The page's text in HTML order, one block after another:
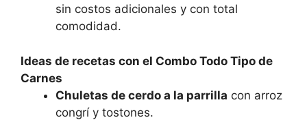
sin costos adicionales y con total
comodidad.
Ideas de recetas con el Combo Todo Tipo de
Carnes
Chuletas de cerdo a la parrilla con arroz
congrí y tostones.